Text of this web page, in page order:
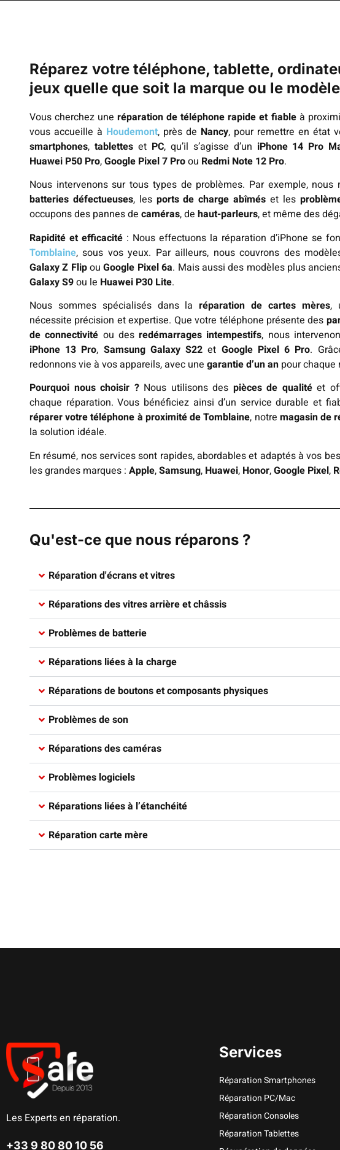
Réparez votre téléphone, tablette,
jeux quelle que soit la marque ou le
Vous cherchez uneréparation de téléphone rapide et fiableà
vous accueille à Houdemont, près de Nancy, pour remettre en état
smartphones, tabletteset PC, qu’il s’agisse d’un iPhone 14 Pro
Huawei P50 Pro,Google Pixel 7 Proou Redmi Note 12 Pro.
Nous intervenons sur tous types de problèmes. Par exemple, nous
batteries défectueuses, les ports de charge abîmés et les
occupons des pannes de caméras, de haut-parleurs, et même des
Rapidité et efficacité : Nous effectuons la réparation d’iPhone se
Tomblaine, sous vos yeux. Par ailleurs, nous couvrons des
Galaxy Z FlipouGoogle Pixel 6a. Mais aussi des modèles plus
Galaxy S9ou le Huawei P30 Lite.
Nous sommes spécialisés dans laréparation de cartes mères,
nécessite précision et expertise. Que votre téléphone présente des
de connectivité ou des redémarrages intempestifs, nous
iPhone 13 Pro, Samsung Galaxy S22 et Google Pixel 6 Pro.
redonnons vie à vos appareils, avec une garantie d’un an pour chaque
Pourquoi nous choisir ?Nous utilisons des pièces de qualitéet
chaque réparation. Vous bénéficiez ainsi d’un service durable et
réparer votre téléphone à proximité de Tomblaine, notre magasin de
la solution idéale.
En résumé, nos services sont rapides, abordables et adaptés à vos
les grandes marques : Apple,Samsung, Huawei, Honor,Google Pixel,
Qu'est-ce que nous réparons ?
Réparation d'écrans et vitres​
Réparations des vitres arrière et châssis​
Problèmes de batterie
Réparations liées à la charge​
Réparations de boutons et composants physiques​
Problèmes de son
Réparations des caméras​
Problèmes logiciels​
Réparations liées à l’étanchéité​
Réparation carte mère​
Les Experts en réparation.
+33 9 80 80 10 56
Services
Réparation Smartphones
Réparation PC/Mac
Réparation Consoles
Réparation Tablettes